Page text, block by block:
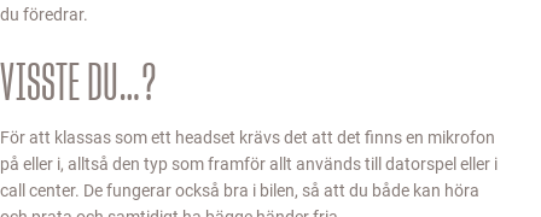
du föredrar.
VISSTE DU…?
För att klassas som ett headset krävs det att det finns en mikrofon
på eller i, alltså den typ som framför allt används till datorspel eller i
call center. De fungerar också bra i bilen, så att du både kan höra